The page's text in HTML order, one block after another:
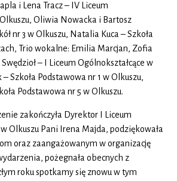
i Lena Tracz – IV Liceum
Oliwia Nowacka i Bartosz
nr 3 w Olkuszu, Natalia Kuca – Szkoła
Trio wokalne: Emilia Marcjan, Zofia
– I Liceum Ogólnokształcące w
Szkoła Podstawowa nr 1 w Olkuszu,
Podstawowa nr 5 w Olkuszu.
zakończyła Dyrektor I Liceum
Olkuszu Pani Irena Majda, podziękowała
oraz zaangażowanym w organizację
pożegnała obecnych z
roku spotkamy się znowu w tym